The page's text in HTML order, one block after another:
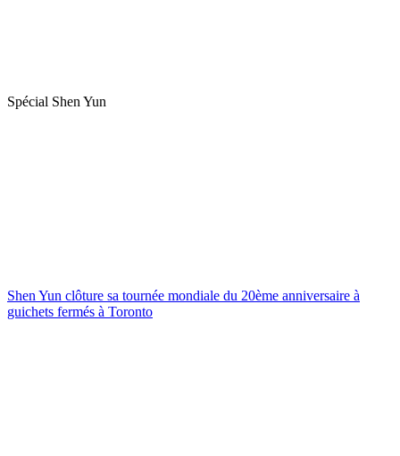
Spécial Shen Yun
Shen Yun clôture sa tournée mondiale du 20ème anniversaire à
guichets fermés à Toronto